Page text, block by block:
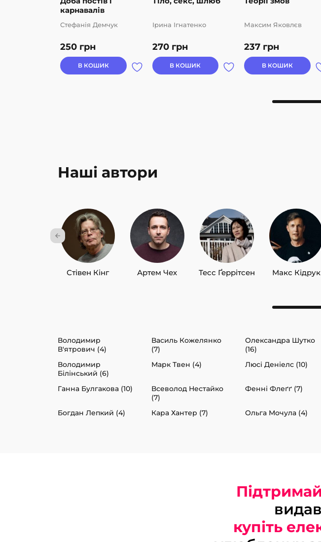
карнавалів
250 грн
Стефанія Демчук
В КОШИК
270 грн
Ірина Ігнатенко
В КОШИК
237 грн
Максим Яковлєв
В КОШИК
Наші автори
Стівен Кінг Артем Чех Тесс Ґеррітсен Макс Кідрук
Володимир
В'ятрович (4)
Василь Кожелянко
(7)
Олександра Шутко
(16)
Володимир
Білінський (6)
Марк Твен (4) Люсі Деніелс (10)
Ганна Булгакова (10)
Всеволод Нестайко
(7)
Фенні Флеґґ (7)
Богдан Лепкий (4)
Кара Хантер (7) Ольга Мочула (4)
купіть